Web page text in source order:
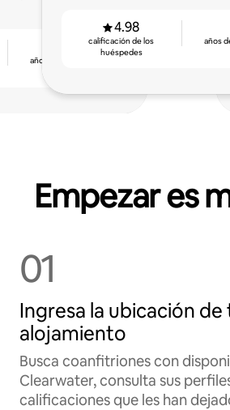
años de experiencia
4.98
calificación de los
huéspedes
años
Empezar es
01
Ingresa la ubicación de
alojamiento
Busca coanfitriones con
Clearwater, consulta sus
calificaciones que les han